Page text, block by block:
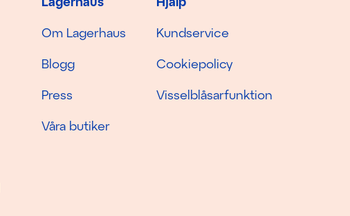
Om Lagerhaus
Blogg
Press
Våra butiker
Kundservice
Cookiepolicy
Visselblåsarfunktion